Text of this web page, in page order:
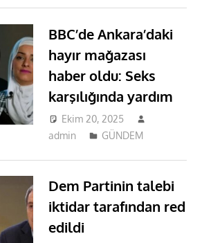
BBC’de Ankara’daki
hayır mağazası
haber oldu: Seks
karşılığında yardım
Ekim 20, 2025
admin
GÜNDEM
Dem Partinin talebi
iktidar tarafından red
edildi